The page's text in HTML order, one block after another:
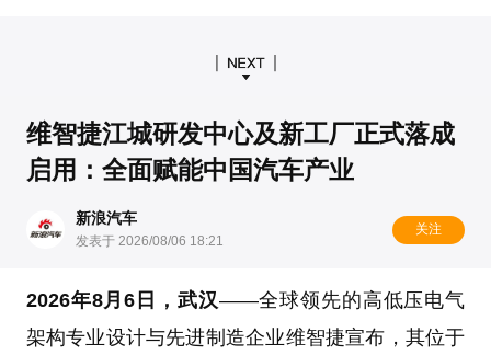
维智捷江城研发中心及新工厂正式落成
启用：全面赋能中国汽车产业
新浪汽车
发表于 2026/08/06 18:21
关注
2026年8月6日，武汉——全球领先的高低压电气
架构专业设计与先进制造企业维智捷宣布，其位于